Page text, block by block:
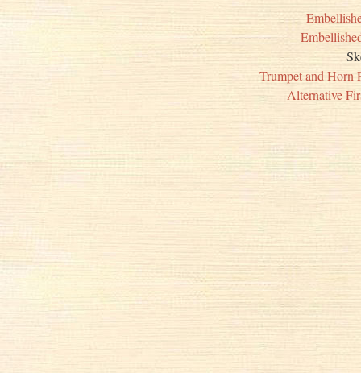
Trumpet and Horn
Alternative